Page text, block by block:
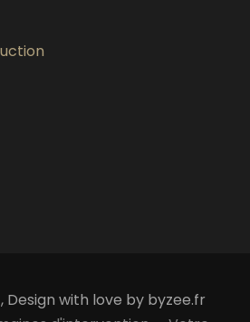
Design with love by byzee.fr